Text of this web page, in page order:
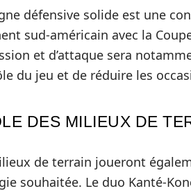
défensive solide est une
sud-américain avec la
et d’attaque sera
du jeu et de réduire les
DES MILIEUX DE
de terrain joueront
souhaitée. Le duo Kanté-